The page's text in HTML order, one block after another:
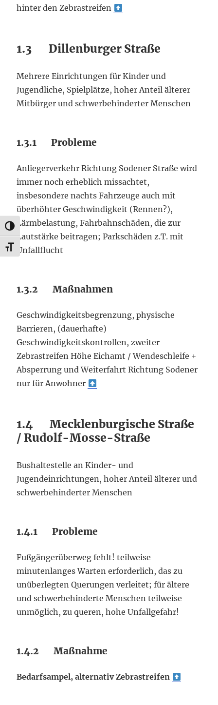
UMSCHALTEN AUF HOHE KONTRASTE
SCHRIFT VERGRÖSSERN
hinter den Zebrastreifen
1.3 Dillenburger Straße
Mehrere Einrichtungen für Kinder und
Jugendliche, Spielplätze, hoher Anteil älterer
Mitbürger und schwerbehinderter Menschen
1.3.1 Probleme
Anliegerverkehr Richtung Sodener Straße wird
immer noch erheblich missachtet,
insbesondere nachts Fahrzeuge auch mit
überhöhter Geschwindigkeit (Rennen?),
Lärmbelastung, Fahrbahnschäden, die zur
Lautstärke beitragen; Parkschäden z.T. mit
Unfallflucht
1.3.2 Maßnahmen
Geschwindigkeitsbegrenzung, physische
Barrieren, (dauerhafte)
Geschwindigkeitskontrollen, zweiter
Zebrastreifen Höhe Eichamt / Wendeschleife +
Absperrung und Weiterfahrt Richtung Sodener
nur für Anwohner
1.4 Mecklenburgische Straße
/ Rudolf-Mosse-Straße
Bushaltestelle an Kinder- und
Jugendeinrichtungen, hoher Anteil älterer und
schwerbehinderter Menschen
1.4.1 Probleme
Fußgängerüberweg fehlt! teilweise
minutenlanges Warten erforderlich, das zu
unüberlegten Querungen verleitet; für ältere
und schwerbehinderte Menschen teilweise
unmöglich, zu queren, hohe Unfallgefahr!
1.4.2 Maßnahme
Bedarfsampel, alternativ Zebrastreifen